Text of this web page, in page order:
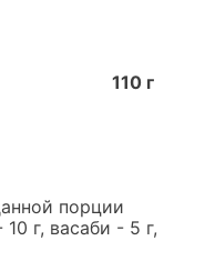
110 г
порции
г, васаби - 5 г,